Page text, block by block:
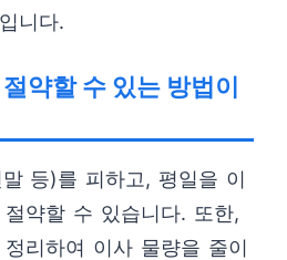
니다.
약할 수 있는 방법이
등)를 피하고, 평일을 이
약할 수 있습니다. 또한,
리하여 이사 물량을 줄이